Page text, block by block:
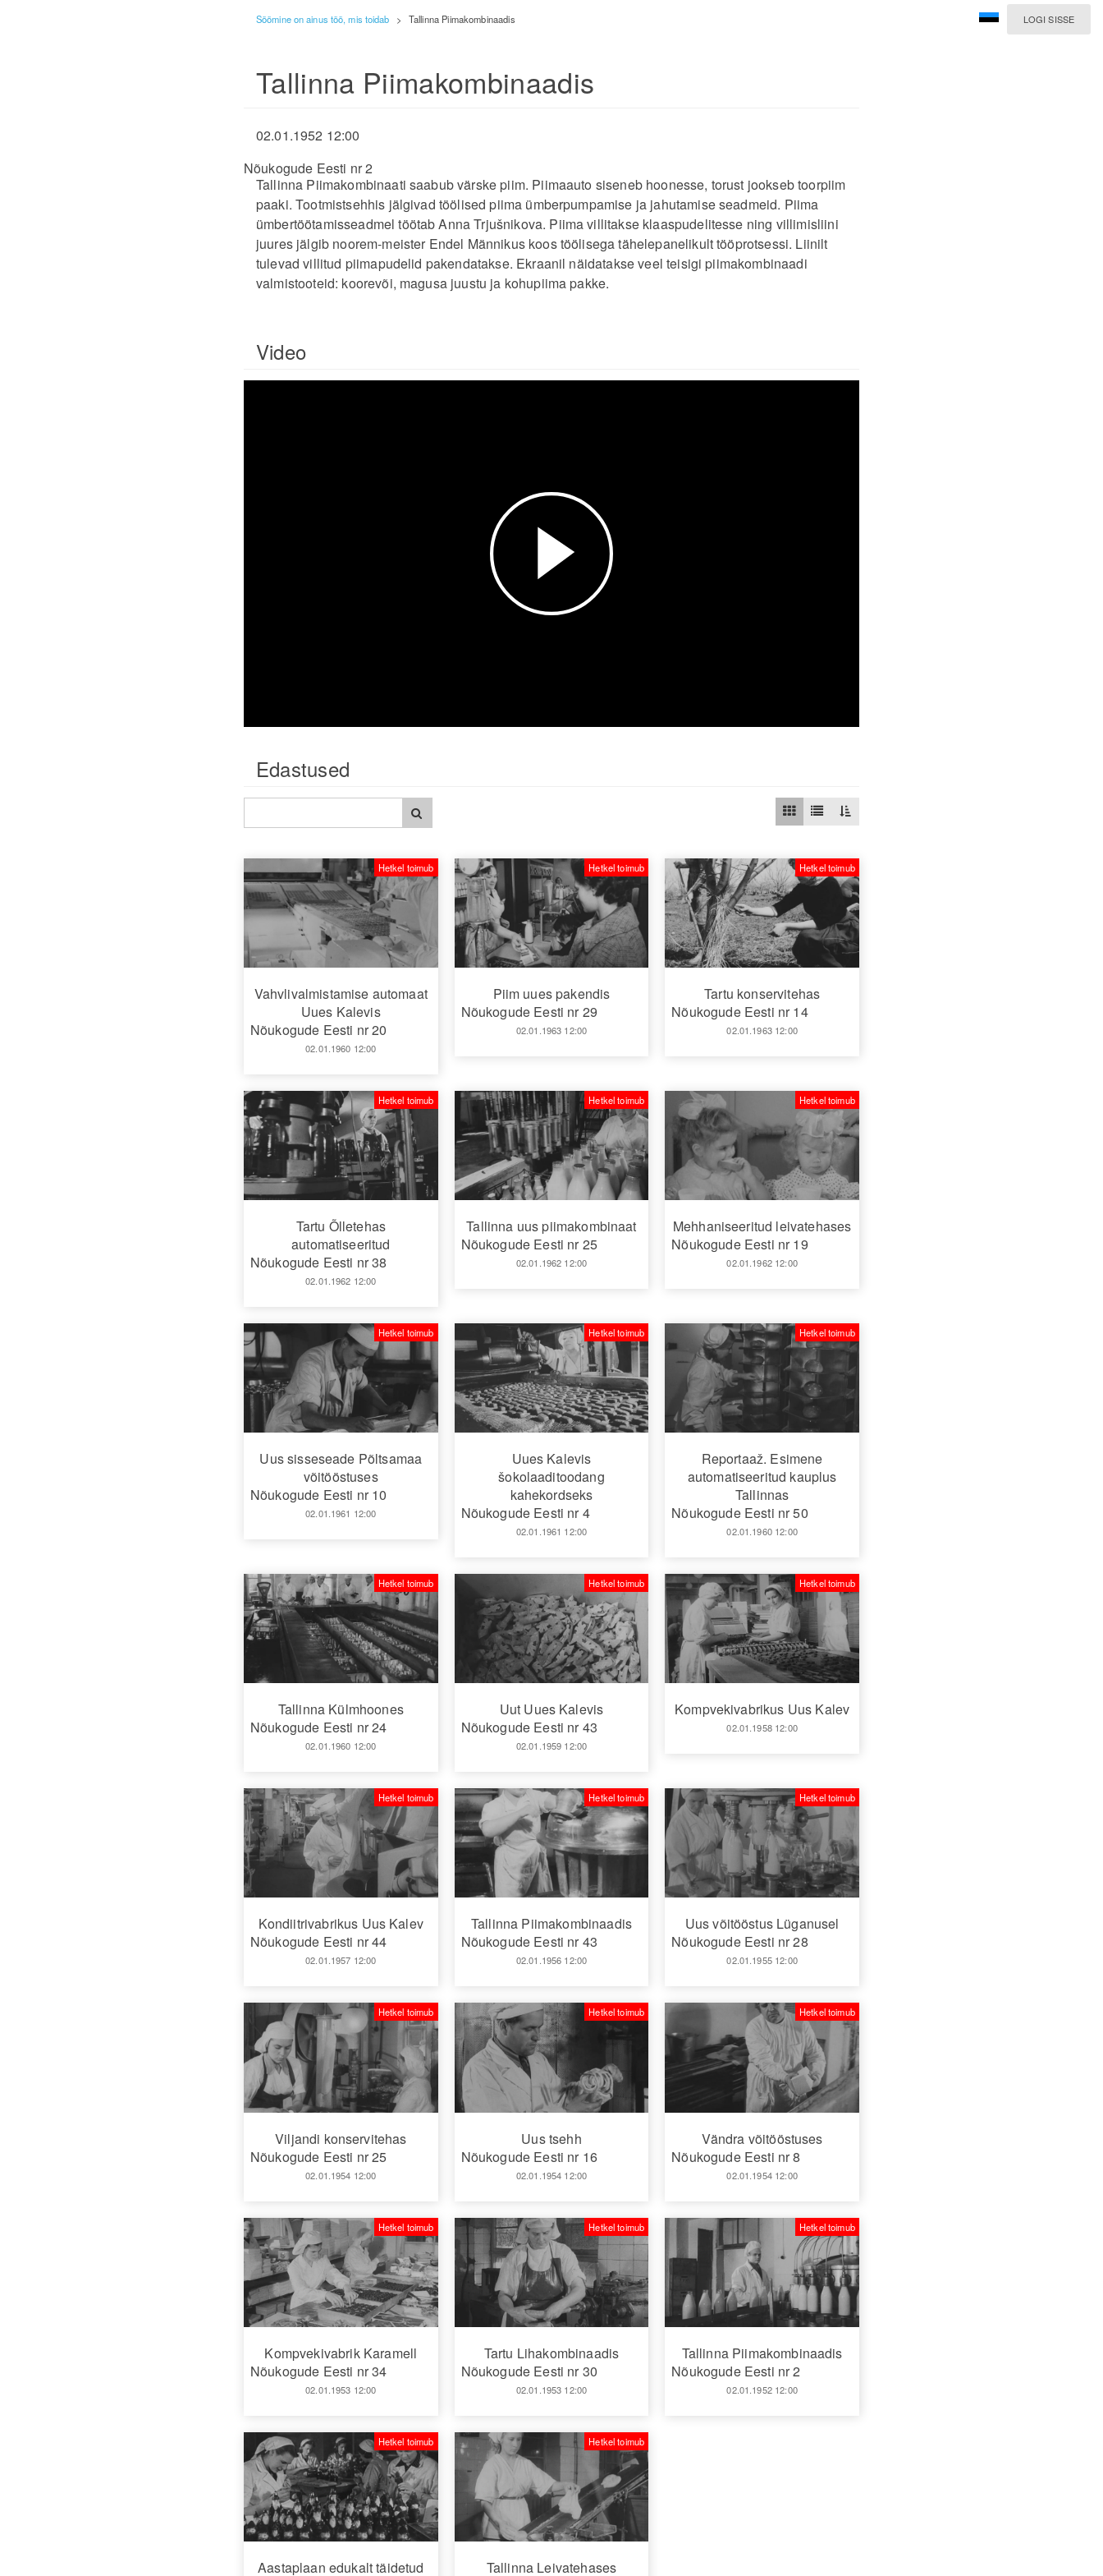
LOGI SISSE
Söömine on ainus töö, mis toidab > Tallinna Piimakombinaadis
Tallinna Piimakombinaadis
02.01.1952 12:00
Nõukogude Eesti nr 2
Tallinna Piimakombinaati saabub värske piim. Piimaauto siseneb hoonesse, torust jookseb toorpiim
paaki. Tootmistsehhis jälgivad töölised piima ümberpumpamise ja jahutamise seadmeid. Piima
ümbertöötamisseadmel töötab Anna Trjušnikova. Piima villitakse klaaspudelitesse ning villimisliini
juures jälgib noorem-meister Endel Männikus koos töölisega tähelepanelikult tööprotsessi. Liinilt
tulevad villitud piimapudelid pakendatakse. Ekraanil näidatakse veel teisigi piimakombinaadi
valmistooteid: koorevõi, magusa juustu ja kohupiima pakke.
Video
Esita
video
Edastused
Vahvlivalmistamise automaat
Uues Kalevis
Nõukogude Eesti nr 20
02.01.1960 12:00
Hetkel toimub
Piim uues pakendis
Nõukogude Eesti nr 29
02.01.1963 12:00
Hetkel toimub
Tartu konservitehas
Nõukogude Eesti nr 14
02.01.1963 12:00
Hetkel toimub
Tartu Õlletehas
automatiseeritud
Nõukogude Eesti nr 38
02.01.1962 12:00
Hetkel toimub
Tallinna uus piimakombinaat
Nõukogude Eesti nr 25
02.01.1962 12:00
Hetkel toimub
Mehhaniseeritud leivatehases
Nõukogude Eesti nr 19
02.01.1962 12:00
Hetkel toimub
Uus sisseseade Põltsamaa
võitööstuses
Nõukogude Eesti nr 10
02.01.1961 12:00
Hetkel toimub
Uues Kalevis
šokolaaditoodang
kahekordseks
Nõukogude Eesti nr 4
02.01.1961 12:00
Hetkel toimub
Reportaaž. Esimene
automatiseeritud kauplus
Tallinnas
Nõukogude Eesti nr 50
02.01.1960 12:00
Hetkel toimub
Tallinna Külmhoones
Nõukogude Eesti nr 24
02.01.1960 12:00
Hetkel toimub
Uut Uues Kalevis
Nõukogude Eesti nr 43
02.01.1959 12:00
Hetkel toimub
Kompvekivabrikus Uus Kalev
02.01.1958 12:00
Hetkel toimub
Kondiitrivabrikus Uus Kalev
Nõukogude Eesti nr 44
02.01.1957 12:00
Hetkel toimub
Tallinna Piimakombinaadis
Nõukogude Eesti nr 43
02.01.1956 12:00
Hetkel toimub
Uus võitööstus Lüganusel
Nõukogude Eesti nr 28
02.01.1955 12:00
Hetkel toimub
Viljandi konservitehas
Nõukogude Eesti nr 25
02.01.1954 12:00
Hetkel toimub
Uus tsehh
Nõukogude Eesti nr 16
02.01.1954 12:00
Hetkel toimub
Vändra võitööstuses
Nõukogude Eesti nr 8
02.01.1954 12:00
Hetkel toimub
Kompvekivabrik Karamell
Nõukogude Eesti nr 34
02.01.1953 12:00
Hetkel toimub
Tartu Lihakombinaadis
Nõukogude Eesti nr 30
02.01.1953 12:00
Hetkel toimub
Tallinna Piimakombinaadis
Nõukogude Eesti nr 2
02.01.1952 12:00
Hetkel toimub
Aastaplaan edukalt täidetud
Hetkel toimub
Tallinna Leivatehases
Hetkel toimub